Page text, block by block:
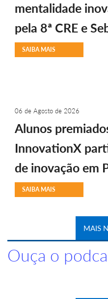
mentalidade
pela 8ª CRE e
SAIBA MAIS
06 de Agosto de 2026
Alunos
InnovationX
de inovação em
SAIBA MAIS
MAIS
Ouça o